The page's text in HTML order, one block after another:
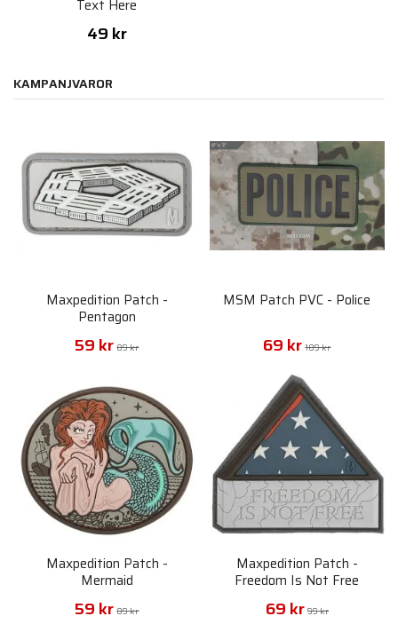
Text Here
49 kr
KAMPANJVAROR
Maxpedition Patch -
Pentagon
59 kr 89 kr
MSM Patch PVC - Police
69 kr 109 kr
Maxpedition Patch -
Mermaid
59 kr 89 kr
Maxpedition Patch -
Freedom Is Not Free
69 kr 99 kr